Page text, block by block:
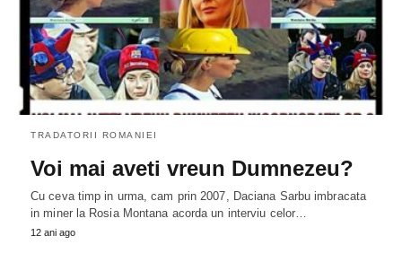
TRADATORII ROMANIEI
Voi mai aveti vreun Dumnezeu?
Cu ceva timp in urma, cam prin 2007, Daciana Sarbu imbracata
in miner la Rosia Montana acorda un interviu celor…
12 ani ago